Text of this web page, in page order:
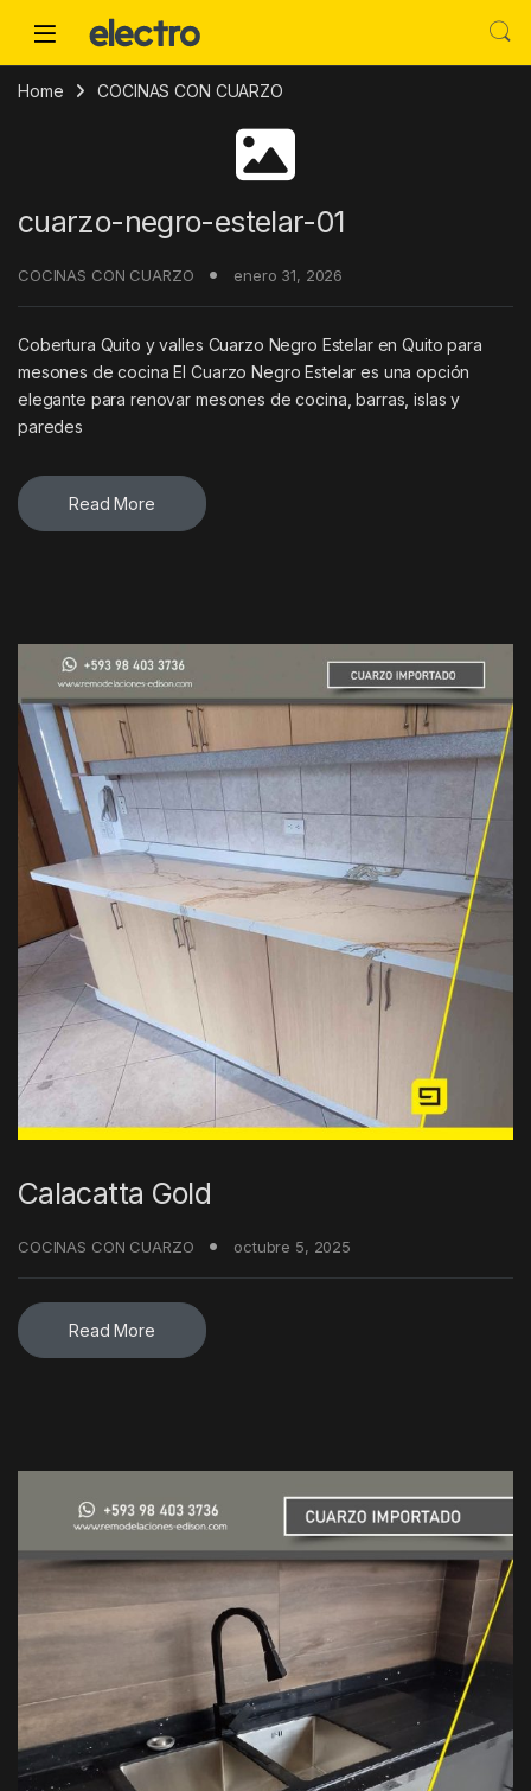
Home COCINAS CON CUARZO
cuarzo-negro-estelar-01
COCINAS CON CUARZO enero 31, 2026
Cobertura Quito y valles Cuarzo Negro Estelar en Quito para
mesones de cocina El Cuarzo Negro Estelar es una opción
elegante para renovar mesones de cocina, barras, islas y
paredes
Read More
Calacatta Gold
COCINAS CON CUARZO octubre 5, 2025
Read More